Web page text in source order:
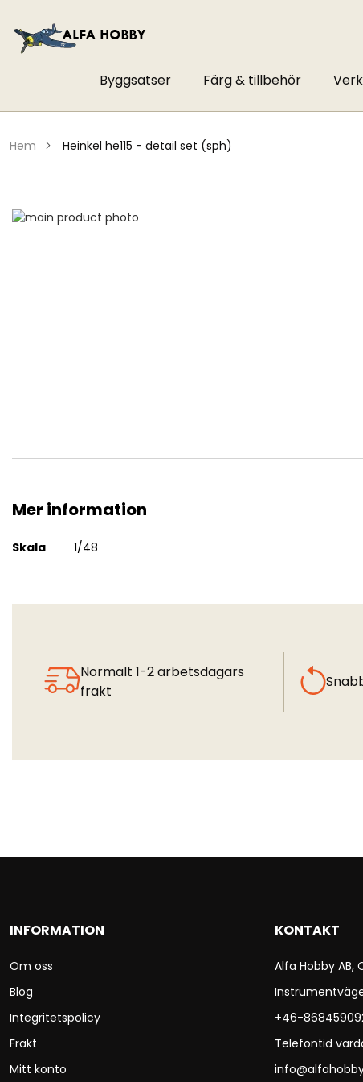
Byggsatser Färg & tillbehör
hem heinkel he115 - detail set (sph)
Hoppa
Mer information
Mer
Skala 1/48
Normalt 1-2 arbetsdagars
frakt
INFORMATION
Om oss
Blog
Integritetspolicy
Frakt
Mitt konto
KONTAKT
Alfa Hobby AB,
+46-
Telefontid